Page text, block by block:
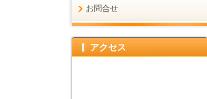
お問合せ
アクセス